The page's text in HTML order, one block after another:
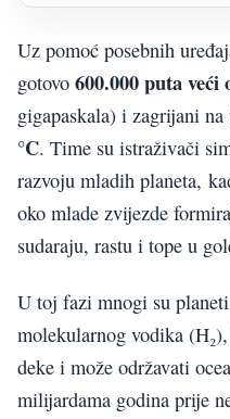
Uz pomoć posebnih
gotovo 600.000 puta veći
gigapaskala) i zagrijani na
°C. Time su istraživači
razvoju mladih planeta,
oko mlade zvijezde
sudaraju, rastu i tope u
U toj fazi mnogi su
molekularnog vodika
deke i može održavati
milijardama godina prije